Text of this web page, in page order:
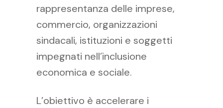
rappresentanza delle imprese,
commercio, organizzazioni
sindacali, istituzioni e soggetti
impegnati nell’inclusione
economica e sociale.
L’obiettivo è accelerare i